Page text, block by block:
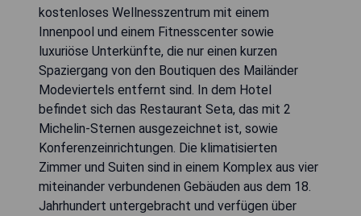
kostenloses Wellnesszentrum mit einem
Innenpool und einem Fitnesscenter sowie
luxuriöse Unterkünfte, die nur einen kurzen
Spaziergang von den Boutiquen des Mailänder
Modeviertels entfernt sind. In dem Hotel
befindet sich das Restaurant Seta, das mit 2
Michelin-Sternen ausgezeichnet ist, sowie
Konferenzeinrichtungen. Die klimatisierten
Zimmer und Suiten sind in einem Komplex aus vier
miteinander verbundenen Gebäuden aus dem 18.
Jahrhundert untergebracht und verfügen über